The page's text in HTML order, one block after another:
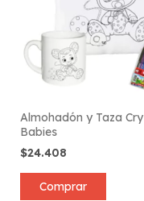
Almohadón y Taza Cry
Babies
$24.408
Comprar